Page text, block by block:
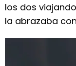
los dos
la abrazaba